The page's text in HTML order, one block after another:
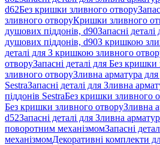
d62Без кришки зливного отвору
зливного отворуКришки зливного
душових піддонів, d90Запасні
душових піддонів, d90З кришкою
деталі для З кришкою зливного
отворуЗапасні деталі для Без
зливного отворуЗливна арматура
SestraЗапасні деталі для Зливна
піддонів SestraБез кришки зливного
Без кришки зливного отворуЗливна
d52Запасні деталі для Зливна
поворотним механізмомЗапасні
механізмомДекоративні комплекти